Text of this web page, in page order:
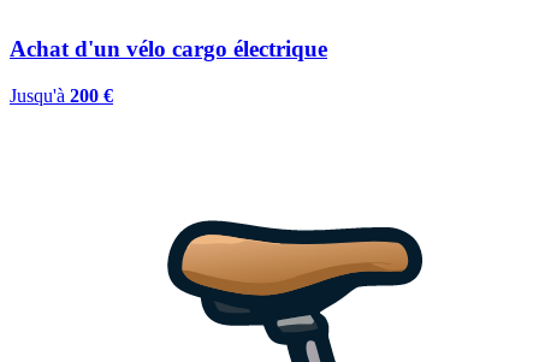
Achat d'un vélo cargo électrique
Jusqu'à 200 €